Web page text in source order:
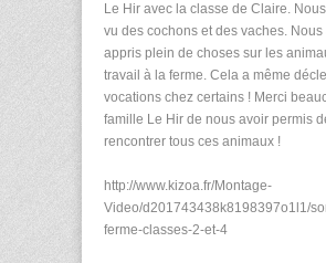
Le Hir avec la classe de Claire.
vu des cochons et des vaches. Nous
appris plein de choses sur les
travail à la ferme. Cela a même
vocations chez certains ! Merci
famille Le Hir de nous avoir permis
rencontrer tous ces animaux !
http://www.kizoa.fr/Montage-
Video/d201743438k8198397o1l1/
ferme-classes-2-et-4